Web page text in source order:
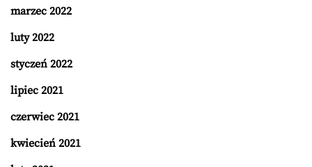
marzec 2022
luty 2022
styczeń 2022
lipiec 2021
czerwiec 2021
kwiecień 2021